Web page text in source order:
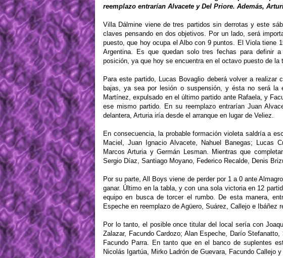
reemplazo entrarían Alvacete y Del Priore. Además,
Villa Dálmine viene de tres partidos sin derrotas y este
claves pensando en dos objetivos. Por un lado, será
puesto, que hoy ocupa el Albo con 9 puntos. El Viola tiene
Argentina. Es que quedan solo tres fechas para definir
posición, ya que hoy se encuentra en el octavo puesto de la
Para este partido, Lucas Bovaglio deberá volver a
bajas, ya sea por lesión o suspensión, y ésta no será la
Martínez, expulsado en el último partido ante Rafaela, y
ese mismo partido. En su reemplazo entrarían Juan
delantera, Arturia iría desde el arranque en lugar de Veliez.
En consecuencia, la probable formación violeta saldría a
Maciel, Juan Ignacio Alvacete, Nahuel Banegas; Lucas
Marcos Arturia y Germán Lesman. Mientras que
Sergio Díaz, Santiago Moyano, Federico Recalde, Denis
Por su parte, All Boys viene de perder por 1 a 0 ante
ganar. Último en la tabla, y con una sola victoria en 12
equipo en busca de torcer el rumbo. De esta manera,
Espeche en reemplazo de Agüero, Suárez, Callejo e Ibáñez
Por lo tanto, el posible once titular del local sería con
Zalazar, Facundo Cardozo; Alan Espeche, Darío
Facundo Parra. En tanto que en el banco de suplentes
Nicolás Igartúa, Mirko Ladrón de Guevara, Facundo Callejo y